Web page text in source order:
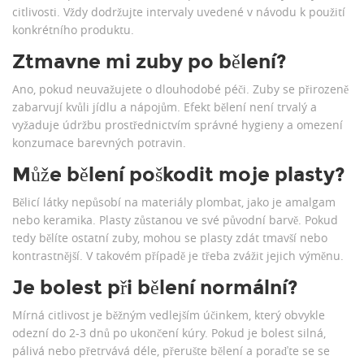
citlivosti. Vždy dodržujte intervaly uvedené v návodu k použití
konkrétního produktu.
Ztmavne mi zuby po bělení?
Ano, pokud neuvažujete o dlouhodobé péči. Zuby se přirozeně
zabarvují kvůli jídlu a nápojům. Efekt bělení není trvalý a
vyžaduje údržbu prostřednictvím správné hygieny a omezení
konzumace barevných potravin.
Může bělení poškodit moje plasty?
Bělicí látky nepůsobí na materiály plombat, jako je amalgam
nebo keramika. Plasty zůstanou ve své původní barvě. Pokud
tedy bělíte ostatní zuby, mohou se plasty zdát tmavší nebo
kontrastnější. V takovém případě je třeba zvážit jejich výměnu.
Je bolest při bělení normální?
Mírná citlivost je běžným vedlejším účinkem, který obvykle
odezní do 2-3 dnů po ukončení kúry. Pokud je bolest silná,
pálivá nebo přetrvává déle, přerušte bělení a poraďte se se